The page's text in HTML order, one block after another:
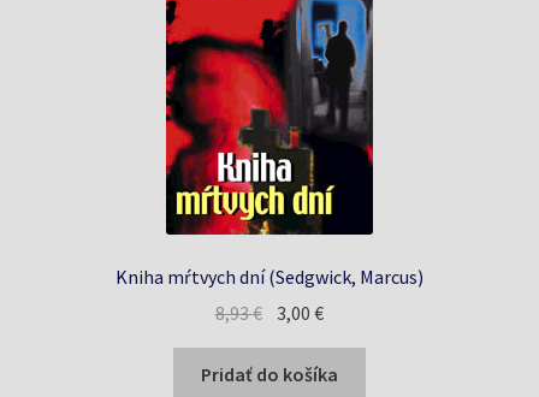
Kniha mŕtvych dní (Sedgwick, Marcus)
8,93€ Pôvodná
cena
bola:
3,00€Aktuálna
cena
je:
Pridať do košíka